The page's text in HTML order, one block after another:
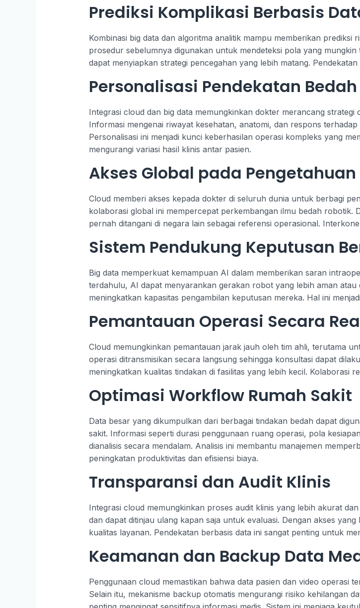
Prediksi Komplikasi Berbasis
Kombinasi big data dan algoritma analitik mampu memberikan prediksi
prosedur sebelumnya digunakan untuk mendeteksi pola yang
dapat menyiapkan strategi pencegahan yang lebih matang.
Personalisasi Pendekatan Bedah
Integrasi cloud dan big data memungkinkan dokter merancang strategi
Informasi mengenai riwayat kesehatan, anatomi, dan respons
Personalisasi ini menjadi kunci keberhasilan operasi kompleks yang
mengurangi variasi hasil klinis antar pasien.
Akses Global pada
Cloud memberi akses kepada dokter di seluruh dunia untuk berbagi
kolaborasi global ini mempercepat perkembangan ilmu bedah robotik.
pernah ditangani di negara lain sebagai referensi operasional.
Sistem Pendukung Keputusan
Big data memperkuat kemampuan AI dalam memberikan saran
terdahulu, AI dapat menyarankan gerakan robot yang lebih aman
meningkatkan kapasitas pengambilan keputusan mereka. Hal ini
Pemantauan Operasi Secara
Cloud memungkinkan pemantauan jarak jauh oleh tim ahli, terutama
operasi ditransmisikan secara langsung sehingga konsultasi dapat
meningkatkan kualitas tindakan di fasilitas yang lebih kecil. Kolaborasi
Optimasi Workflow Rumah Sakit
Data besar yang dikumpulkan dari berbagai tindakan bedah dapat
sakit. Informasi seperti durasi penggunaan ruang operasi, pola
dianalisis secara mendalam. Analisis ini membantu manajemen
peningkatan produktivitas dan efisiensi biaya.
Transparansi dan Audit Klinis
Integrasi cloud memungkinkan proses audit klinis yang lebih akurat
dan dapat ditinjau ulang kapan saja untuk evaluasi. Dengan akses
kualitas layanan. Pendekatan berbasis data ini sangat penting untuk
Keamanan dan Backup Data
Penggunaan cloud memastikan bahwa data pasien dan video operasi
Selain itu, mekanisme backup otomatis mengurangi risiko kehilangan